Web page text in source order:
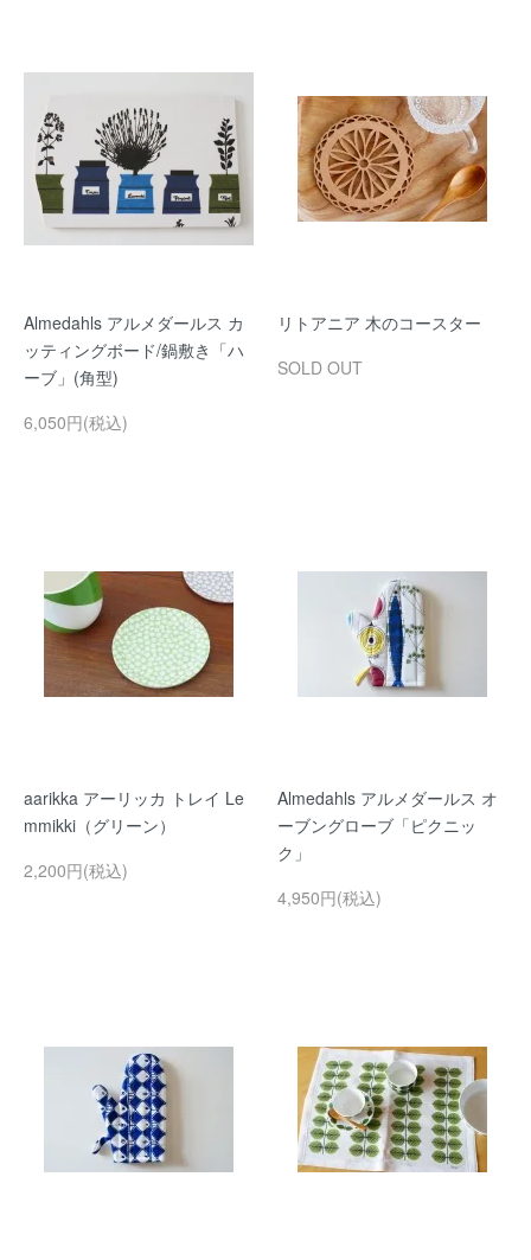
Almedahls アルメダールス カ
ッティングボード/鍋敷き「ハ
ーブ」(角型)
6,050円(税込)
リトアニア 木のコースター
SOLD OUT
aarikka アーリッカ トレイ Le
mmikki（グリーン）
2,200円(税込)
Almedahls アルメダールス オ
ーブングローブ「ピクニッ
ク」
4,950円(税込)